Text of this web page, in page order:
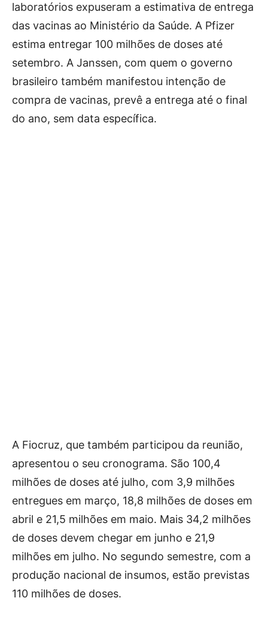
laboratórios expuseram a estimativa de entrega
das vacinas ao Ministério da Saúde. A Pfizer
estima entregar 100 milhões de doses até
setembro. A Janssen, com quem o governo
brasileiro também manifestou intenção de
compra de vacinas, prevê a entrega até o final
do ano, sem data específica.
A Fiocruz, que também participou da reunião,
apresentou o seu cronograma. São 100,4
milhões de doses até julho, com 3,9 milhões
entregues em março, 18,8 milhões de doses em
abril e 21,5 milhões em maio. Mais 34,2 milhões
de doses devem chegar em junho e 21,9
milhões em julho. No segundo semestre, com a
produção nacional de insumos, estão previstas
110 milhões de doses.